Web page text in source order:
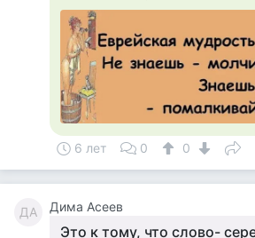
6 лет 0 0
ДА Дима Асеев
Это к тому, что слово-